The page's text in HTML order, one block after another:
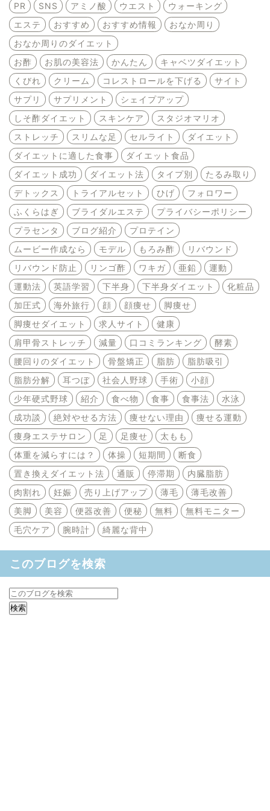
PR SNS アミノ酸 ウエスト
ウォーキング
エステ
おすすめ おすすめ情報
おなか周り
おなか周りのダイエット
お酢
お肌の美容法 かんたん
キャベツダイエット
くびれ
クリーム コレストロールを下げる
サイト
サプリ
サプリメント
シェイプアップ
しそ酢ダイエット
スキンケア
スタジオマリオ
ストレッチ
スリムな足 セルライト
ダイエット
ダイエットに適した食事
ダイエット食品
ダイエット成功
ダイエット法 タイプ別
たるみ取り
デトックス
トライアルセット ひげ
フォロワー
ふくらはぎ
ブライダルエステ
プライバシーポリシー
プラセンタ
ブログ紹介
プロテイン
ムービー作成なら
モデル もろみ酢
リバウンド
リバウンド防止
リンゴ酢 ワキガ 亜鉛
運動
運動法
英語学習 下半身 下半身ダイエット
化粧品
加圧式
海外旅行 顔 顔痩せ
脚痩せ
脚痩せダイエット
求人サイト
健康
肩甲骨ストレッチ
減量 口コミランキング
酵素
腰回りのダイエット
骨盤矯正 脂肪
脂肪吸引
脂肪分解
耳つぼ 社会人野球 手術
小顔
少年硬式野球
紹介 食べ物 食事 食事法
水泳
成功談
絶対やせる方法 痩せない理由
痩せる運動
痩身エステサロン
足 足痩せ
太もも
体重を減らすには？
体操 短期間
断食
置き換えダイエット法
通販 停滞期
内臓脂肪
肉割れ
妊娠 売り上げアップ 薄毛
薄毛改善
美脚
美容 便器改善 便秘 無料
無料モニター
毛穴ケア
腕時計 綺麗な背中
このブログを検索